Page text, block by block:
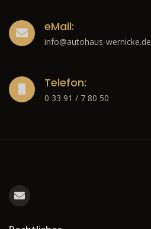
eMail:
info@autohaus-wernicke.de
Telefon:
0 33 91 / 7 80 50